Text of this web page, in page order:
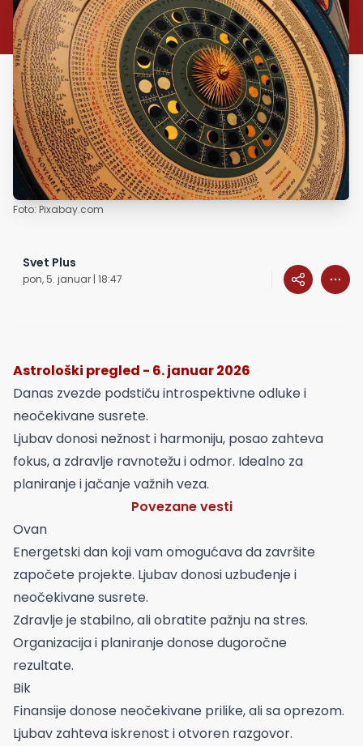
Foto: Pixabay.com
Svet Plus
pon, 5. januar | 18:47
Astrološki pregled - 6. januar 2026
Danas zvezde podstiču introspektivne odluke i
neočekivane susrete.
Ljubav donosi nežnost i harmoniju, posao zahteva
fokus, a zdravlje ravnotežu i odmor. Idealno za
planiranje i jačanje važnih veza.
Povezane vesti
Ovan
Energetski dan koji vam omogućava da završite
započete projekte. Ljubav donosi uzbuđenje i
neočekivane susrete.
Zdravlje je stabilno, ali obratite pažnju na stres.
Organizacija i planiranje donose dugoročne
rezultate.
Bik
Finansije donose neočekivane prilike, ali sa oprezom.
Ljubav zahteva iskrenost i otvoren razgovor.